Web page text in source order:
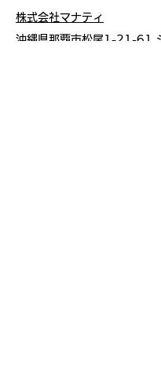
株式会社マナティ
沖縄県那覇市松尾1-21-61